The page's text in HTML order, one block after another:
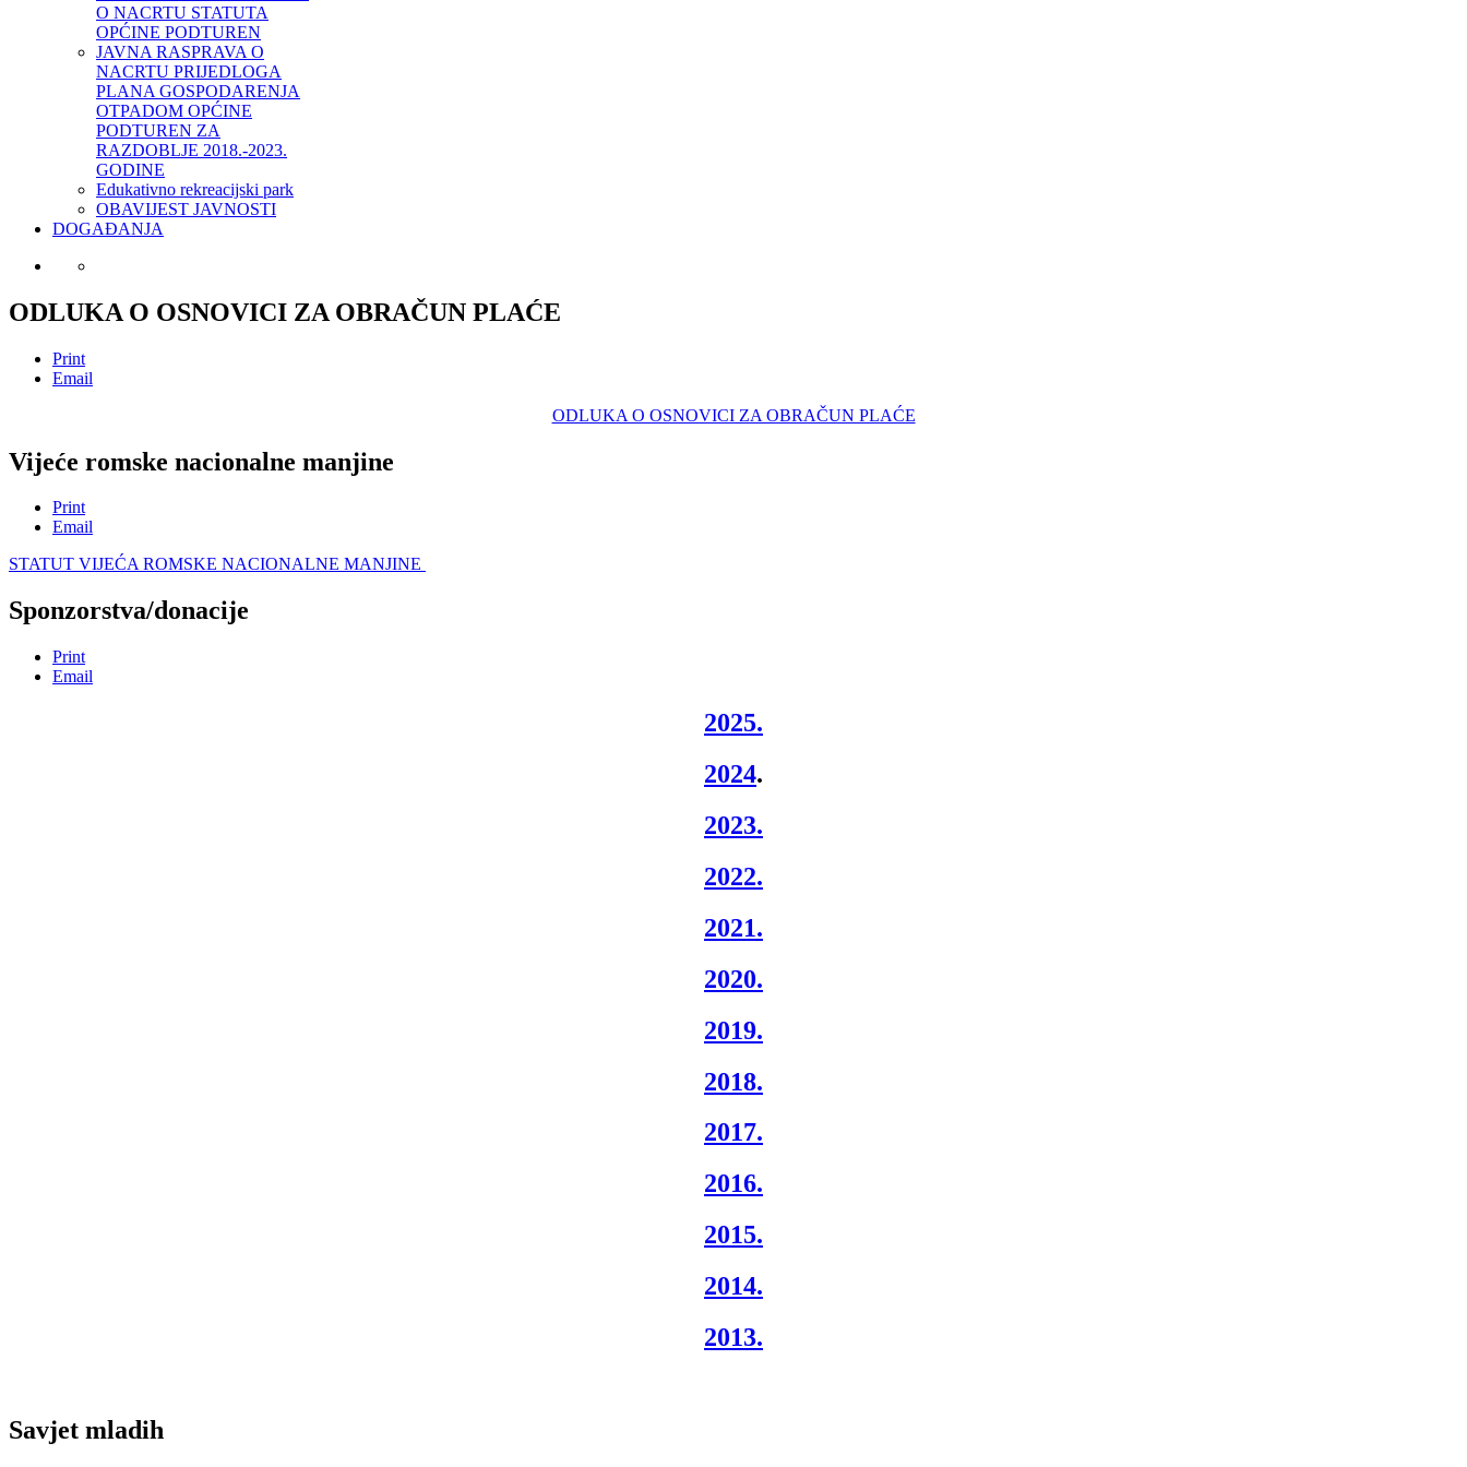
O NACRTU STATUTA
OPĆINE PODTUREN
JAVNA RASPRAVA O
NACRTU PRIJEDLOGA
PLANA GOSPODARENJA
OTPADOM OPĆINE
PODTUREN ZA
RAZDOBLJE 2018.-2023.
GODINE
Edukativno rekreacijski park
OBAVIJEST JAVNOSTI
DOGAĐANJA
ODLUKA O OSNOVICI ZA OBRAČUN PLAĆE
Print
Email
ODLUKA O OSNOVICI ZA OBRAČUN PLAĆE
Vijeće romske nacionalne manjine
Print
Email
STATUT VIJEĆA ROMSKE NACIONALNE MANJINE
Sponzorstva/donacije
Print
Email
2025.
2024.
2023.
2022.
2021.
2020.
2019.
2018.
2017.
2016.
2015.
2014.
2013.
Savjet mladih